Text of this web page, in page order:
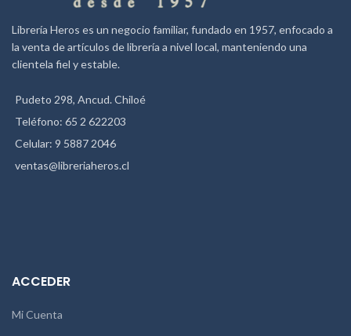
Librería Heros es un negocio familiar, fundado en 1957, enfocado a
la venta de artículos de librería a nivel local, manteniendo una
clientela fiel y estable.
Pudeto 298, Ancud. Chiloé
Teléfono: 65 2 622203
Celular: 9 5887 2046
ventas@libreriaheros.cl
ACCEDER
Mi Cuenta